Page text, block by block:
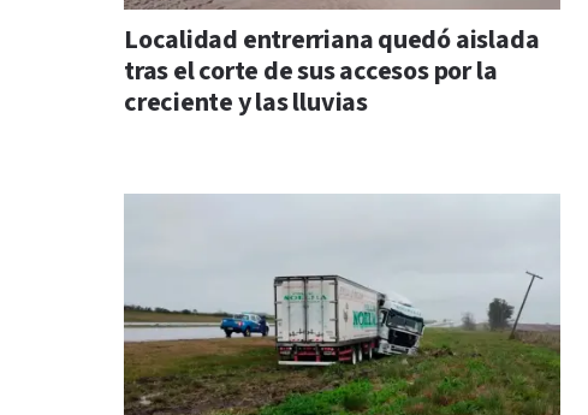
Localidad entrerriana quedó aislada
tras el corte de sus accesos por la
creciente y las lluvias